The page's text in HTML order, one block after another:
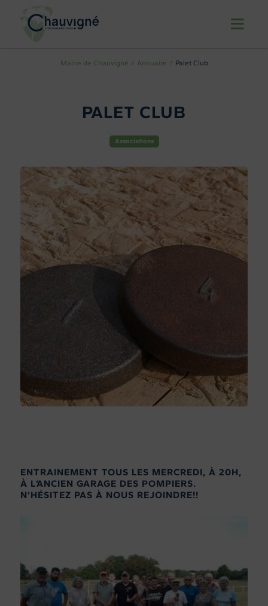
Mairie de Chauvigné Annuaire Palet Club
PALET CLUB
Associations
ENTRAINEMENT TOUS LES MERCREDI, À 20H,
À L’ANCIEN GARAGE DES POMPIERS.
N’HÉSITEZ PAS À NOUS REJOINDRE!!